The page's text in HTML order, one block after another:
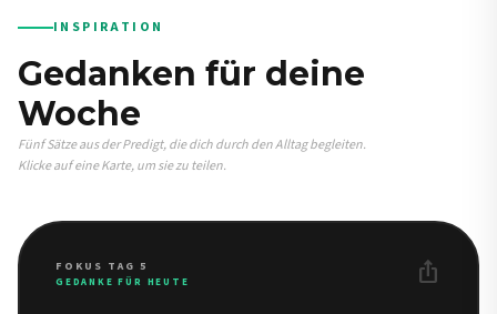
INSPIRATION
Gedanken für deine
Woche
Fünf Sätze aus der Predigt, die dich durch den Alltag begleiten.
Klicke auf eine Karte, um sie zu teilen.
FOKUS TAG 5
GEDANKE FÜR HEUTE ios_share